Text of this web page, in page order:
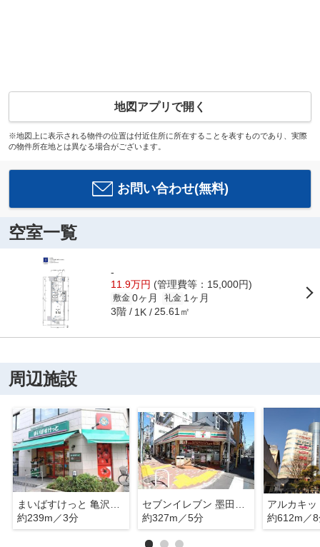
地図アプリで開く
※地図上に表示される物件の位置は付近住所に所在することを表すものであり、実際
の物件所在地とは異なる場合がございます。
お問い合わせ(無料)
空室一覧
-
11.9万円 (管理費等：15,000円)
敷金 0ヶ月 礼金 1ヶ月
3階 1K 25.61㎡
周辺施設
約239m／3分
約327m／5分
アルカキッ
約612m／